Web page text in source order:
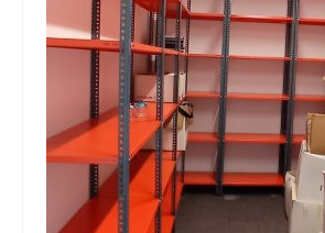
RACK SİSTEM
PERSONEL DOLABI
BLOG
İLETİŞİM